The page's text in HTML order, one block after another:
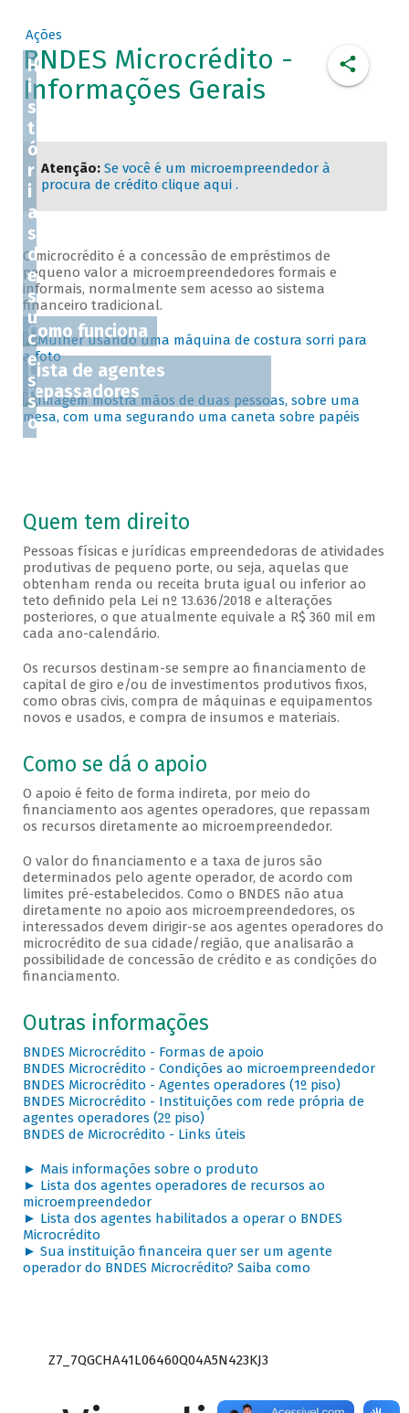
Ações
BNDES Microcrédito -
Informações Gerais
Atenção: Se você é um microempreendedor à
procura de crédito clique aqui .
O microcrédito é a concessão de empréstimos de
pequeno valor a microempreendedores formais e
informais, normalmente sem acesso ao sistema
financeiro tradicional.
Como funciona
Lista de agentes
repassadores
H
i
s
t
ó
r
i
a
s
d
e
s
u
c
e
s
s
o
Quem tem direito
Pessoas físicas e jurídicas empreendedoras de atividades
produtivas de pequeno porte, ou seja, aquelas que
obtenham renda ou receita bruta igual ou inferior ao
teto definido pela Lei nº 13.636/2018 e alterações
posteriores, o que atualmente equivale a R$ 360 mil em
cada ano-calendário.
Os recursos destinam-se sempre ao financiamento de
capital de giro e/ou de investimentos produtivos fixos,
como obras civis, compra de máquinas e equipamentos
novos e usados, e compra de insumos e materiais.
Como se dá o apoio
O apoio é feito de forma indireta, por meio do
financiamento aos agentes operadores, que repassam
os recursos diretamente ao microempreendedor.
O valor do financiamento e a taxa de juros são
determinados pelo agente operador, de acordo com
limites pré-estabelecidos. Como o BNDES não atua
diretamente no apoio aos microempreendedores, os
interessados devem dirigir-se aos agentes operadores do
microcrédito de sua cidade/região, que analisarão a
possibilidade de concessão de crédito e as condições do
financiamento.
Outras informações
BNDES Microcrédito - Formas de apoio
BNDES Microcrédito - Condições ao microempreendedor
BNDES Microcrédito - Agentes operadores (1º piso)
BNDES Microcrédito - Instituições com rede própria de
agentes operadores (2º piso)
BNDES de Microcrédito - Links úteis
► Mais informações sobre o produto
► Lista dos agentes operadores de recursos ao
microempreendedor
► Lista dos agentes habilitados a operar o BNDES
Microcrédito
► Sua instituição financeira quer ser um agente
operador do BNDES Microcrédito? Saiba como
Z7_7QGCHA41L06460Q04A5N423KJ3